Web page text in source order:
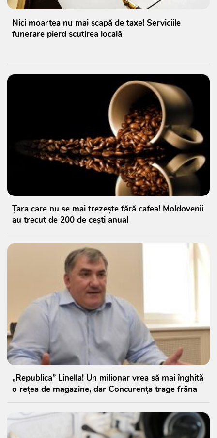
Nici moartea nu mai scapă de taxe! Serviciile
funerare pierd scutirea locală
Țara care nu se mai trezește fără cafea! Moldovenii
au trecut de 200 de cești anual
„Republica” Linella! Un milionar vrea să mai înghită
o rețea de magazine, dar Concurența trage frâna